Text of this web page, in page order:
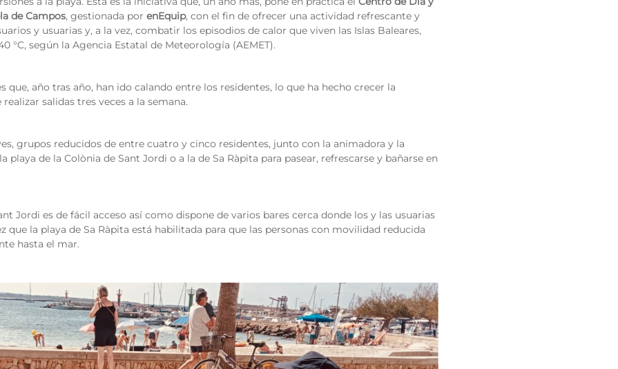
de Campos, gestionada porenEquip, con el fin de ofrecer una actividad refrescante y
y usuarias y, a la vez, combatir los episodios de calor que viven las Islas Baleares,
°C, según la Agencia Estatal de Meteorología (AEMET).
que, año tras año, han ido calando entre los residentes, lo que ha hecho crecer la
salidas tres veces a la semana.
grupos reducidos de entre cuatro y cinco residentes, junto con la animadora y la
playa de la Colònia de Sant Jordi o a la de Sa Ràpita para pasear, refrescarse y bañarse en
Jordi es de fácil acceso así como dispone de varios bares cerca donde los y las usuarias
que la playa de Sa Ràpita está habilitada para que las personas con movilidad reducida
hasta el mar.